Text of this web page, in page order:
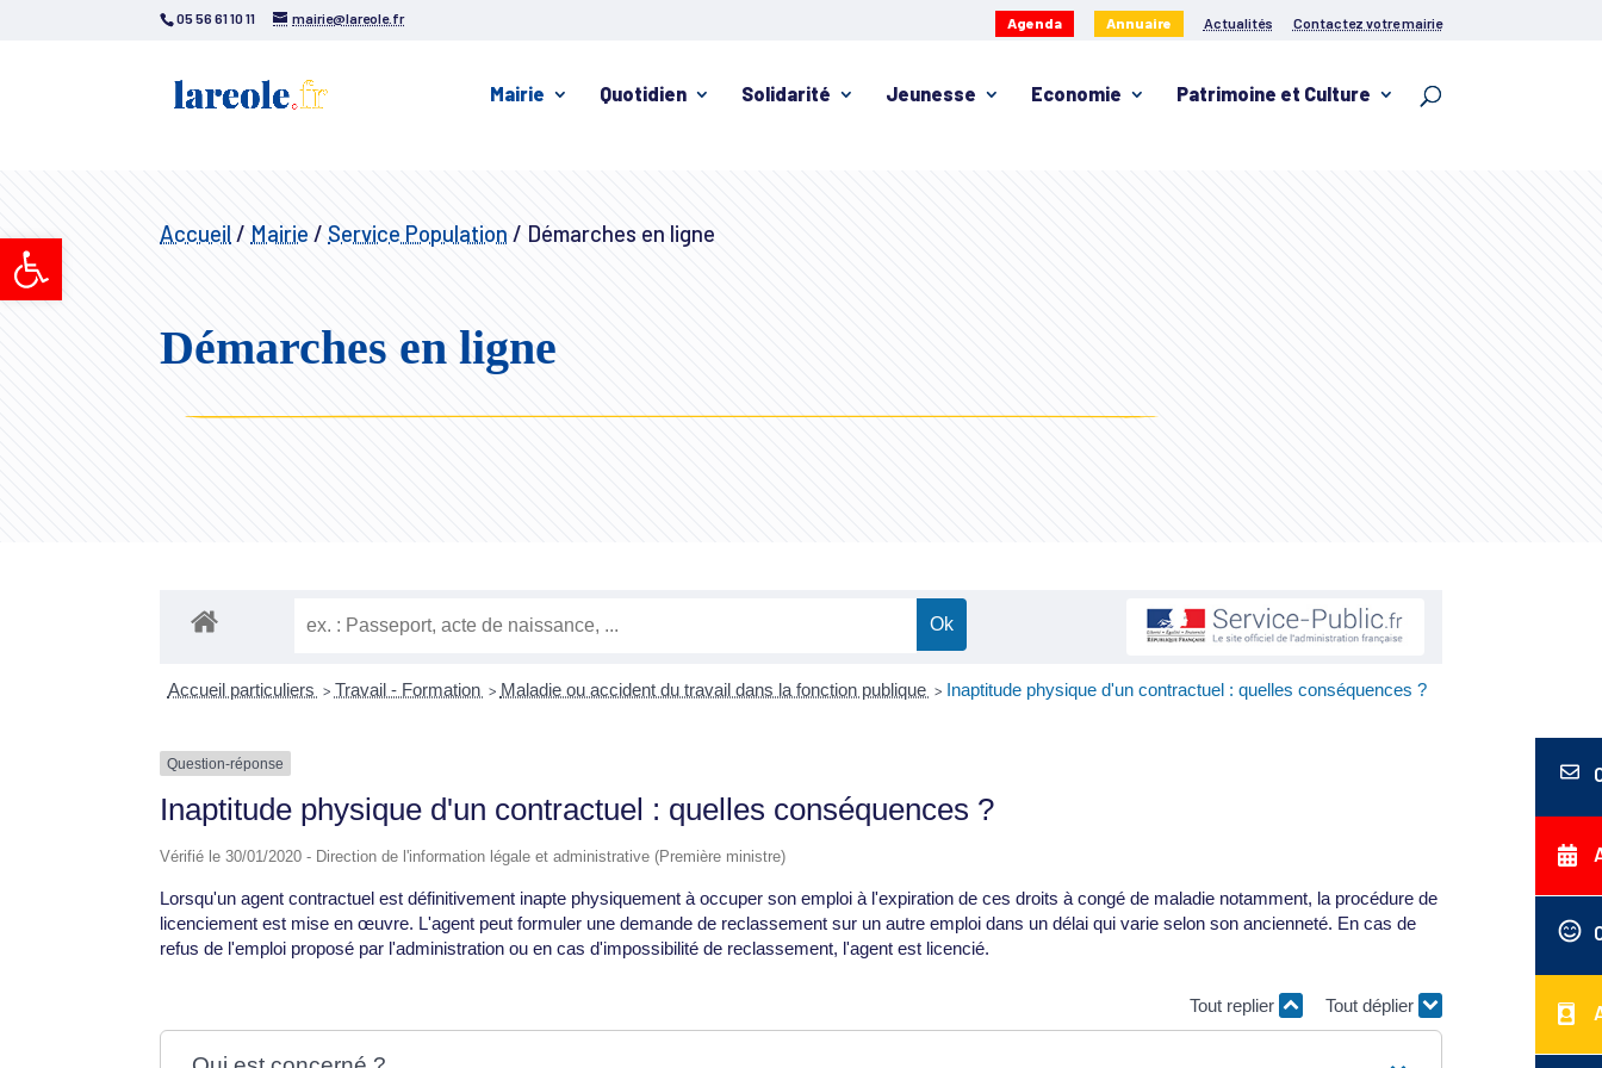
Ouvrir la barre d’outils
05 56 61 10 11 mairie@lareole.fr Agenda Annuaire Actualités Contactez votre mairie
Mairie Quotidien Solidarité Jeunesse Economie Patrimoine et Culture
Accueil / Mairie / Service Population / Démarches en ligne
Démarches en ligne
Accueil particuliers > Travail - Formation > Maladie ou accident du travail dans la fonction publique > Inaptitude physique d'un contractuel : quelles conséquences ?
Question-réponse
Inaptitude physique d'un contractuel : quelles conséquences ?
Vérifié le 30/01/2020 - Direction de l'information légale et administrative (Première ministre)
Lorsqu'un agent contractuel est définitivement inapte physiquement à occuper son emploi à l'expiration de ces droits à congé de maladie notamment, la procédure de
licenciement est mise en œuvre. L'agent peut formuler une demande de reclassement sur un autre emploi dans un délai qui varie selon son ancienneté. En cas de
refus de l'emploi proposé par l'administration ou en cas d'impossibilité de reclassement, l'agent est licencié.
Tout replier Tout déplier